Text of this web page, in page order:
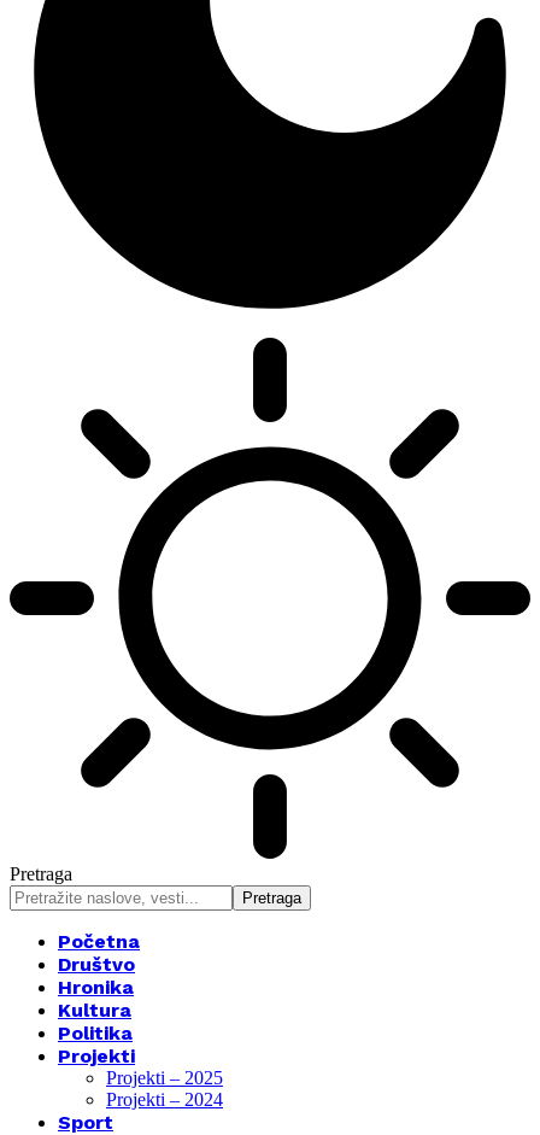
Pretraga
Početna
Društvo
Hronika
Kultura
Politika
Projekti
Projekti – 2025
Projekti – 2024
Sport